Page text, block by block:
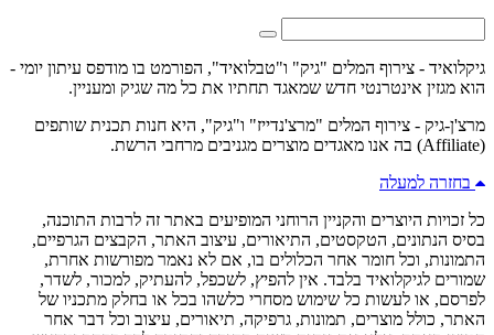
גיקלואיד - צירוף המלים "גיק" ו"טבלואיד", הפורמט בו מודפס עיתון יומי -
הוא מגזין אינטרנטי חדש שמאגד תחתיו את כל מה שגיק ומעניין.
מרצ'ן-גיק - צירוף המלים "מרצ'נדייז" ו"גיק", היא חנות תכנית שותפים
(Affiliate) בה אנו מאגדים מוצרים מגניבים מרחבי הרשת.
בחזרה למעלה
כל זכויות היוצרים והקניין הרוחני המופיעים באתר זה לרבות התוכנה,
בסיס הנתונים, הטקסטים, התיאורים, עיצוב האתר, הקבצים הגרפיים,
התמונות, וכל חומר אחר הכלולים בו, אם לא נאמר מפורשות אחרת,
שמורים לגיקלואיד בלבד. אין להפיץ, לשכפל, להעתיק, למכור, לשדר,
לפרסם, או לעשות כל שימוש מסחרי כלשהו בכל או בחלק מתכניו של
האתר, כולל מוצרים, תמונות, גרפיקה, תיאורים, עיצוב וכל דבר אחר